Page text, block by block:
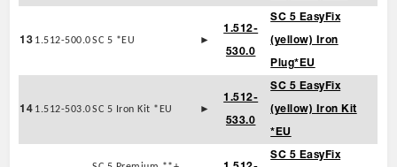
13 1.512-500.0SC 5 *EU ►
1.512-
530.0
SC 5 EasyFix
(yellow) Iron
Plug*EU
14 1.512-503.0SC 5 Iron Kit *EU ►
1.512-
533.0
SC 5 EasyFix
(yellow) Iron Kit
*EU
SC 5 EasyFix